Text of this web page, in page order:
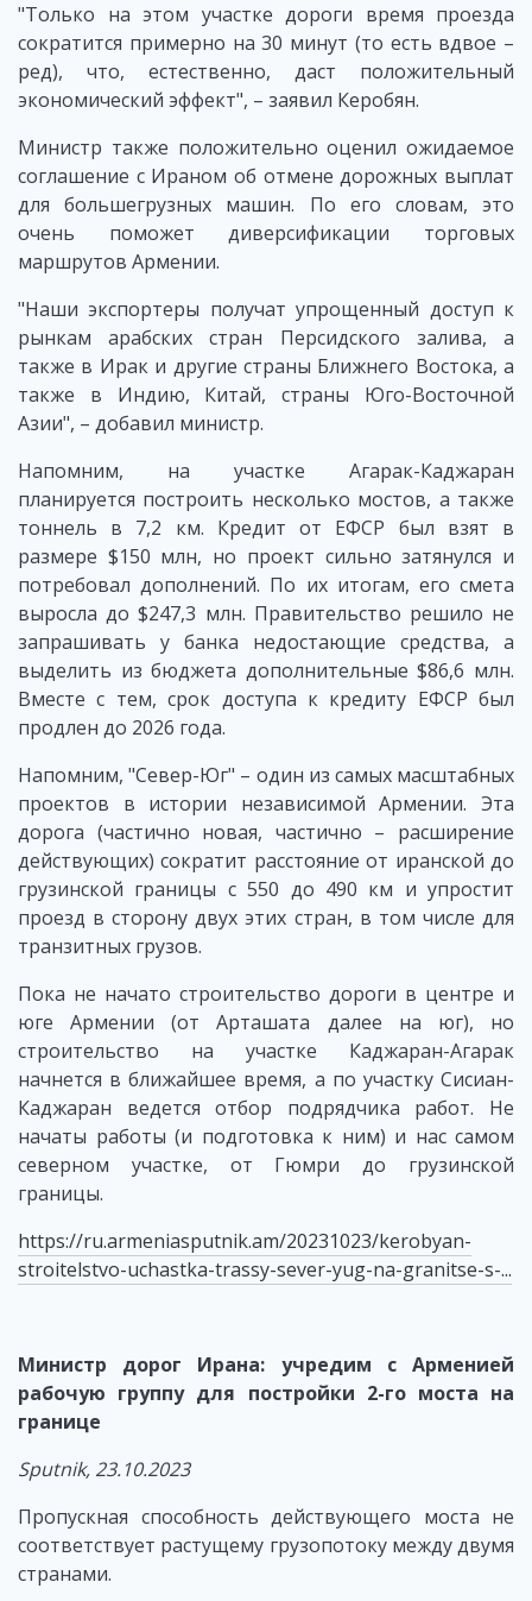
"Только на этом участке дороги время проезда
сократится примерно на 30 минут (то есть вдвое –
ред), что, естественно, даст положительный
экономический эффект", – заявил Керобян.
Министр также положительно оценил ожидаемое
соглашение с Ираном об отмене дорожных выплат
для большегрузных машин. По его словам, это
очень поможет диверсификации торговых
маршрутов Армении.
"Наши экспортеры получат упрощенный доступ к
рынкам арабских стран Персидского залива, а
также в Ирак и другие страны Ближнего Востока, а
также в Индию, Китай, страны Юго-Восточной
Азии", – добавил министр.
Напомним, на участке Агарак-Каджаран
планируется построить несколько мостов, а также
тоннель в 7,2 км. Кредит от ЕФСР был взят в
размере $150 млн, но проект сильно затянулся и
потребовал дополнений. По их итогам, его смета
выросла до $247,3 млн. Правительство решило не
запрашивать у банка недостающие средства, а
выделить из бюджета дополнительные $86,6 млн.
Вместе с тем, срок доступа к кредиту ЕФСР был
продлен до 2026 года.
Напомним, "Север-Юг" – один из самых масштабных
проектов в истории независимой Армении. Эта
дорога (частично новая, частично – расширение
действующих) сократит расстояние от иранской до
грузинской границы с 550 до 490 км и упростит
проезд в сторону двух этих стран, в том числе для
транзитных грузов.
Пока не начато строительство дороги в центре и
юге Армении (от Арташата далее на юг), но
строительство на участке Каджаран-Агарак
начнется в ближайшее время, а по участку Сисиан-
Каджаран ведется отбор подрядчика работ. Не
начаты работы (и подготовка к ним) и нас самом
северном участке, от Гюмри до грузинской
границы.
https://ru.armeniasputnik.am/20231023/kerobyan-
stroitelstvo-uchastka-trassy-sever-yug-na-granitse-s-...
Министр дорог Ирана: учредим с Арменией
рабочую группу для постройки 2-го моста на
границе
Sputnik, 23.10.2023
Пропускная способность действующего моста не
соответствует растущему грузопотоку между двумя
странами.